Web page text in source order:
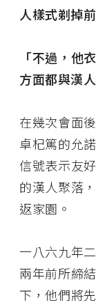
人樣式剃掉
「不過，他
方面都與漢人
在幾次會面
卓杞篤的允
信號表示友
的漢人聚落
返家園。
一八六九年
兩年前所締
下，他們將